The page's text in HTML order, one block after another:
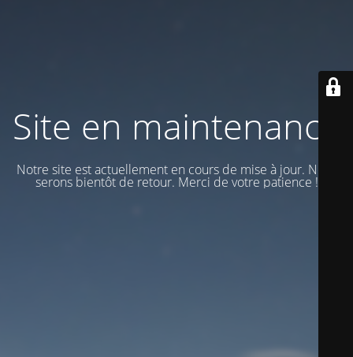
Site en maintenance
Notre site est actuellement en cours de mise à jour. Nous
serons bientôt de retour. Merci de votre patience !